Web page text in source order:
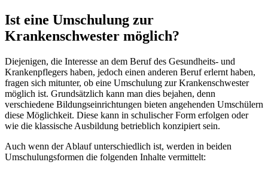
Ist eine Umschulung zur
Krankenschwester möglich?
Diejenigen, die Interesse an dem Beruf des Gesundheits- und
Krankenpflegers haben, jedoch einen anderen Beruf erlernt haben,
fragen sich mitunter, ob eine Umschulung zur Krankenschwester
möglich ist. Grundsätzlich kann man dies bejahen, denn
verschiedene Bildungseinrichtungen bieten angehenden Umschülern
diese Möglichkeit. Diese kann in schulischer Form erfolgen oder
wie die klassische Ausbildung betrieblich konzipiert sein.
Auch wenn der Ablauf unterschiedlich ist, werden in beiden
Umschulungsformen die folgenden Inhalte vermittelt: